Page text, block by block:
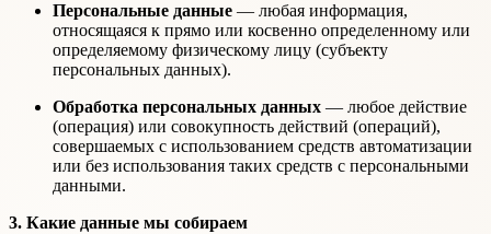
Персональные данные — любая информация,
относящаяся к прямо или косвенно определенному или
определяемому физическому лицу (субъекту
персональных данных).
Обработка персональных данных — любое действие
(операция) или совокупность действий (операций),
совершаемых с использованием средств автоматизации
или без использования таких средств с персональными
данными.
3. Какие данные мы собираем